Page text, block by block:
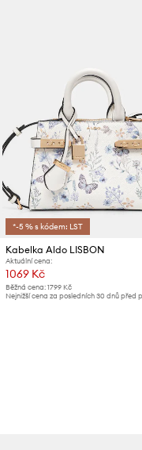
*-5 % s kódem: LST
Kabelka Aldo LISBON
Aktuální cena:
1069 Kč
Běžná cena:1799 Kč
Nejnižší cena za posledních 30 dnů před